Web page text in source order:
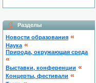
Разделы
Новости образования «
Наука «
Природа, окружающая среда
«
Выставки, конференции «
Концерты, фестивали «